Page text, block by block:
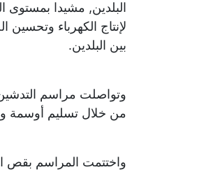
البلدين, مشيدا بمستوى
لإنتاج الكهرباء
بين البلدين.
وتواصلت مراسم
من خلال تسليم أوسمة
واختتمت المراسم بقص